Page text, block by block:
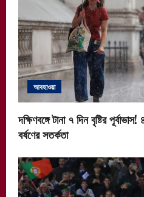
আবহাওয়া
দক্ষিণবঙ্গে টানা ৭ দিন বৃষ্টির
বর্ষণের সতর্কতা